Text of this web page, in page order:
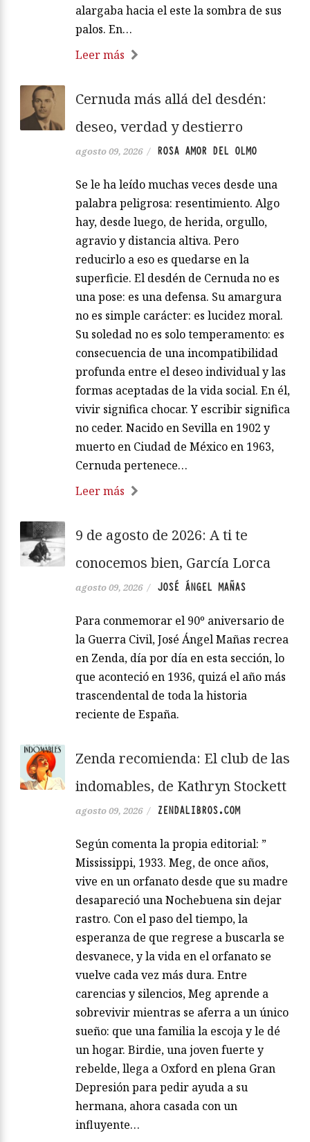
alargaba hacia el este la sombra de sus
palos. En…
Leer más
Cernuda más allá del desdén:
deseo, verdad y destierro
agosto 09, 2026 / ROSA AMOR DEL OLMO
Se le ha leído muchas veces desde una
palabra peligrosa: resentimiento. Algo
hay, desde luego, de herida, orgullo,
agravio y distancia altiva. Pero
reducirlo a eso es quedarse en la
superficie. El desdén de Cernuda no es
una pose: es una defensa. Su amargura
no es simple carácter: es lucidez moral.
Su soledad no es solo temperamento: es
consecuencia de una incompatibilidad
profunda entre el deseo individual y las
formas aceptadas de la vida social. En él,
vivir significa chocar. Y escribir significa
no ceder. Nacido en Sevilla en 1902 y
muerto en Ciudad de México en 1963,
Cernuda pertenece…
Leer más
9 de agosto de 2026: A ti te
conocemos bien, García Lorca
agosto 09, 2026 / JOSÉ ÁNGEL MAÑAS
Para conmemorar el 90º aniversario de
la Guerra Civil, José Ángel Mañas recrea
en Zenda, día por día en esta sección, lo
que aconteció en 1936, quizá el año más
trascendental de toda la historia
reciente de España.
Zenda recomienda: El club de las
indomables, de Kathryn Stockett
agosto 09, 2026 / ZENDALIBROS.COM
Según comenta la propia editorial: ”
Mississippi, 1933. Meg, de once años,
vive en un orfanato desde que su madre
desapareció una Nochebuena sin dejar
rastro. Con el paso del tiempo, la
esperanza de que regrese a buscarla se
desvanece, y la vida en el orfanato se
vuelve cada vez más dura. Entre
carencias y silencios, Meg aprende a
sobrevivir mientras se aferra a un único
sueño: que una familia la escoja y le dé
un hogar. Birdie, una joven fuerte y
rebelde, llega a Oxford en plena Gran
Depresión para pedir ayuda a su
hermana, ahora casada con un
influyente…